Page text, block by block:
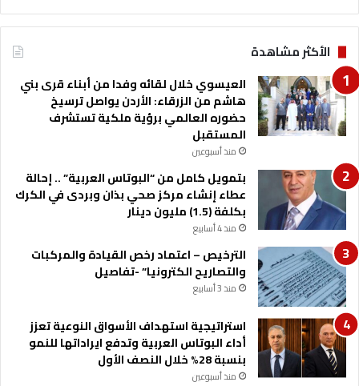
ي
ا
ت
الأكثر مشاهدة
العيسوي خلال لقائه وفدا من أبناء قرى بني
هاشم من الزرقاء: الأردن يواصل ترسيخ
حضوره العالمي برؤية ملكية تستشرف
المستقبل
منذ أسبوعين
بتمويل كامل من “البوتاس العربية” .. إحالة
عطاء إنشاء مركز صحي بذان وبردى في الكرك
بكلفة (1.5) مليون دينار
منذ 4 أسابيع
الترخيص – اعتماد رخص القيادة والمركبات
والتصاريح الكترونيا” -تفاصيل
منذ 3 أسابيع
استراتيجية استهداف الأسواق النوعية تعزز
أداء البوتاس العربية وتدفع ايراداتها للنمو
بنسبة 28% خلال النصف الأول
منذ أسبوعين